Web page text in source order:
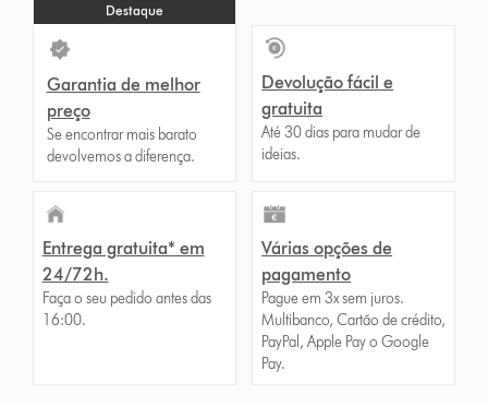
Destaque
Garantia de melhor
preço
Se encontrar mais barato
devolvemos a diferença.
Devolução fácil e
gratuita
Até 30 dias para mudar de
ideias.
Entrega gratuita* em
24/72h.
Faça o seu pedido antes das
16:00.
Várias opções de
pagamento
Pague em 3x sem juros.
Multibanco, Cartão de crédito,
PayPal, Apple Pay o Google
Pay.